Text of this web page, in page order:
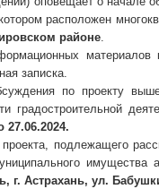
расположен
районе.
материалов к
записка.
по проекту
градостроительной
27.06.2024.
подлежащего
имущества
г. Астрахань, ул.